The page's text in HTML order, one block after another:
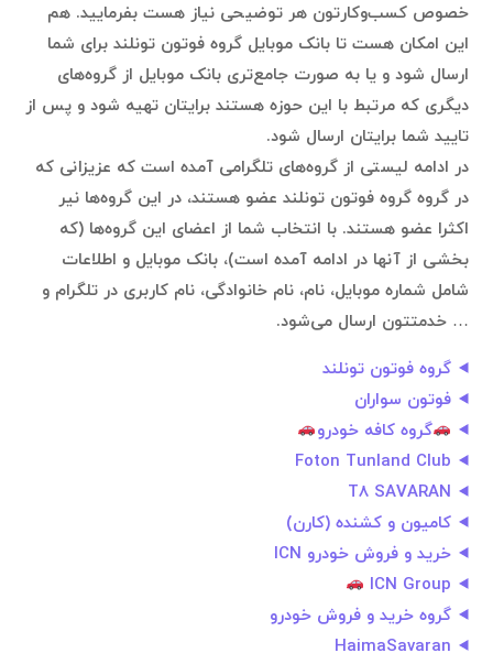
خصوص کسب‌وکارتون هر توضیحی نیاز هست بفرمایید. هم
این امکان هست تا بانک موبایل گروه فوتون تونلند برای شما
ارسال شود و یا به صورت جامع‌تری بانک موبایل از گروه‌های
دیگری که مرتبط با این حوزه هستند برایتان تهیه شود و پس از
تایید شما برایتان ارسال شود.
در ادامه لیستی از گروه‌های تلگرامی آمده است که عزیزانی که
در گروه گروه فوتون تونلند عضو هستند، در این گروه‌ها نیر
اکثرا عضو هستند. با انتخاب شما از اعضای این گروه‌ها (که
بخشی از آنها در ادامه آمده است)، بانک موبایل و اطلاعات
شامل شماره موبایل، نام، نام خانوادگی، نام کاربری در تلگرام و
… خدمتتون ارسال می‌شود.
گروه فوتون تونلند
فوتون سواران
گروه کافه خودرو
Foton Tunland Club
T8 SAVARAN
کامیون و کشنده (کارن)
خرید و فروش خودرو ICN
ICN Group
گروه خرید و فروش خودرو
HaimaSavaran